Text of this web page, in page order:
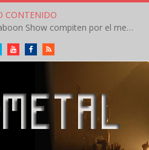
CONTENIDO
Crónica: In Flames y The Baboon Show compiten por el mejor concierto del día en el Leyendas del Rock – Viernes – Agosto 2026
YoutubeFacebookRSS